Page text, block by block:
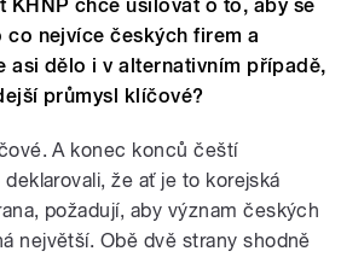
KHNP chce usilovat o to, aby se
nejvíce českých firem a
asi dělo i v alternativním případě,
průmysl klíčové?
A konec konců čeští
že ať je to korejská
požadují, aby význam českých
největší. Obě dvě strany shodně